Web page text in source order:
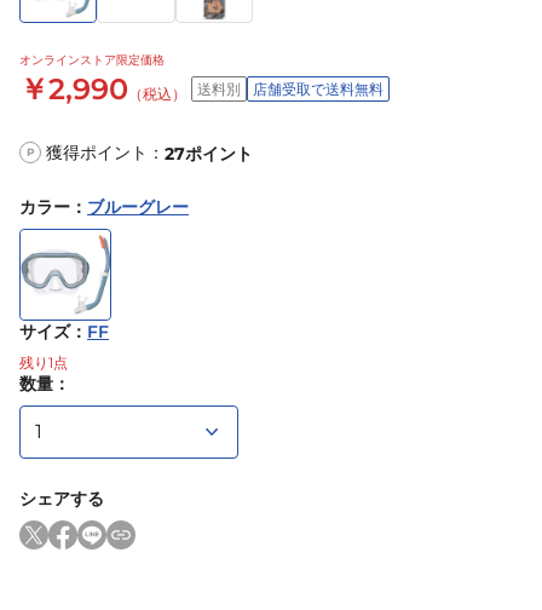
オンラインストア限定価格
￥2,990 （税込） 送料別 店舗受取で送料無料
P 獲得ポイント： 27ポイント
カラー ： ブルーグレー
サイズ： FF
残り 1点
数量：
シェアする